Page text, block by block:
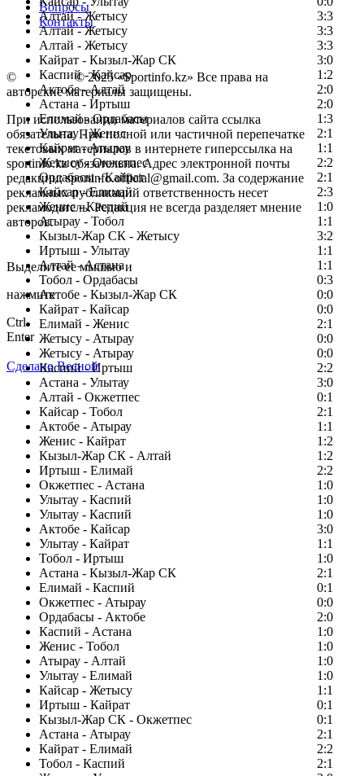
Алтай - Жетысу
3:3
Алтай - Жетысу
3:3
Алтай - Жетысу
3:3
Кайрат - Кызыл-Жар СК
3:0
Каспий - Кайсар
1:2
Актобе - Алтай
2:0
Астана - Иртыш
2:0
Елимай - Ордабасы
1:3
Улытау - Женис
2:1
Кайрат - Атырау
1:1
Жетысу - Окжетпес
2:2
Ордабасы - Кайрат
2:1
Кайсар - Елимай
2:3
Женис - Каспий
1:0
Атырау - Тобол
1:1
Кызыл-Жар СК - Жетысу
3:2
Иртыш - Улытау
1:1
Алтай - Астана
1:1
Тобол - Ордабасы
0:3
Актобе - Кызыл-Жар СК
0:0
Кайрат - Кайсар
0:0
Елимай - Женис
2:1
Жетысу - Атырау
0:0
Жетысу - Атырау
0:0
Каспий - Иртыш
2:2
Астана - Улытау
3:0
Алтай - Окжетпес
0:1
Кайсар - Тобол
2:1
Актобе - Атырау
1:1
Женис - Кайрат
1:2
Кызыл-Жар СК - Алтай
1:2
Иртыш - Елимай
2:2
Окжетпес - Астана
1:0
Улытау - Каспий
1:0
Улытау - Каспий
1:0
Актобе - Кайсар
3:0
Улытау - Кайрат
1:1
Тобол - Иртыш
1:0
Астана - Кызыл-Жар СК
2:1
Елимай - Каспий
0:1
Окжетпес - Атырау
0:0
Ордабасы - Актобе
2:0
Каспий - Астана
1:0
Женис - Тобол
1:0
Атырау - Алтай
1:0
Улытау - Елимай
1:0
Кайсар - Жетысу
1:1
Иртыш - Кайрат
0:1
Кызыл-Жар СК - Окжетпес
0:1
Астана - Атырау
2:1
Кайрат - Елимай
2:2
Тобол - Каспий
2:1
Вопросы
Контакты
© Copyright© 2025 «Sportinfo.kz» Все права на
авторские материалы защищены.
При использовании материалов сайта ссылка
обязательна. При полной или частичной перепечатке
текстовых материалов в интернете гиперссылка на
sportinfo.kz обязательна. Адрес электронной почты
редакции: sportinfo.official@gmail.com. За содержание
рекламных публикаций ответственность несет
рекламодатель. Редакция не всегда разделяет мнение
авторов.
Заметили ошибку в тексте?
Выделите ее мышью и
нажмите
Ctrl
Enter
Сделано Весной